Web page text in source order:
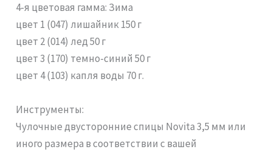
4-я цветовая гамма: Зима
цвет 1 (047) лишайник 150 г
цвет 2 (014) лед 50 г
цвет 3 (170) темно-синий 50 г
цвет 4 (103) капля воды 70 г.
Инструменты:
Чулочные двусторонние спицы Novita 3,5 мм или
иного размера в соответствии с вашей